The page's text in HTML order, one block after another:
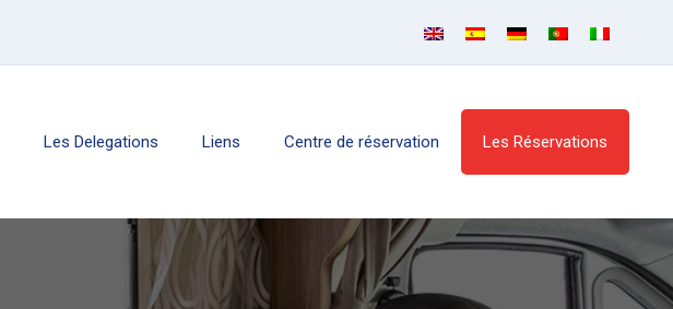
Les Delegations Liens Centre de réservation Les Réservations